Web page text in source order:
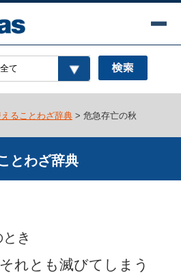
ることわざ辞典> 危急存亡の秋
とわざ辞典
き
れとも滅びてしまう